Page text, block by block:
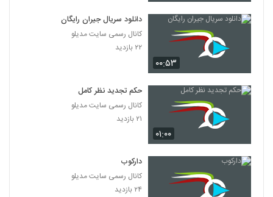
دانلود فیلم سیانور با لینک مستقیم و کیفیت
13
دانلود فیلم پله آخر
۱,۸۲۲ بازدید
دانلود فیلم امروز با کیفیت عالی
۱,۳۲۴ بازدید
دانلود فیلم سینمایی مجردها
۰۰:۵۳
دانلود سریال جیران رایگان
کانال رسمی سایت مدیلو
۲۲ بازدید
۰۱:۰۰
حکم تجدید نظر کامل
کانال رسمی سایت مدیلو
۲۱ بازدید
دارکوب
کانال رسمی سایت مدیلو
۲۴ بازدید